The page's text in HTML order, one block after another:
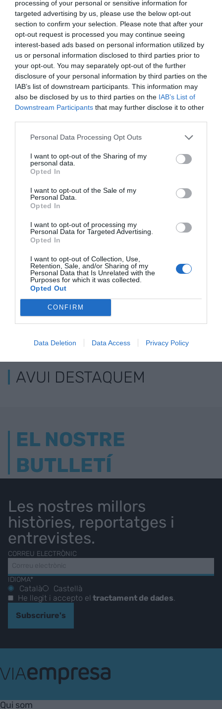
processing of your personal or sensitive information for
targeted advertising by us, please use the below opt-out
section to confirm your selection. Please note that after your
opt-out request is processed you may continue seeing
interest-based ads based on personal information utilized by
us or personal information disclosed to third parties prior to
your opt-out. You may separately opt-out of the further
disclosure of your personal information by third parties on the
IAB’s list of downstream participants. This information may
also be disclosed by us to third parties on the IAB’s List of
Downstream Participants that may further disclose it to other
Personal Data Processing Opt Outs
I want to opt-out of the Sharing of my
personal data.
Opted In
I want to opt-out of the Sale of my
Personal Data.
Opted In
I want to opt-out of processing my
Personal Data for Targeted Advertising.
Opted In
I want to opt-out of Collection, Use,
Retention, Sale, and/or Sharing of my
Personal Data that Is Unrelated with the
Purposes for which it was collected.
Opted Out
CONFIRM
Data Deletion Data Access Privacy Policy
RELACIONADES
Barcelona presenta
la candidatura de
l’EMA
Entitats socials i
s’uneixen perquè
Barcelona aculli
de Medicaments
130 anys
Pasqua
ELS MÉS LLEGITS
AVUI DESTAQUEM
EL NOSTRE
BUTLLETÍ
Les nostres millors
històries, reportatges i
entrevistes.
CORREU ELECTRÒNIC
IDIOMA*
Català
Castellà
He llegit i accepto eltractament de dades
Subscriure's
Empresa
Qui som